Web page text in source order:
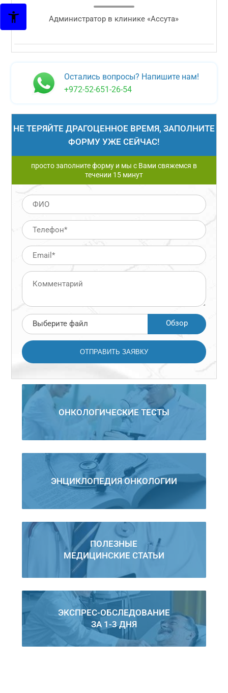
Администратор в клинике «Ассута»
Остались вопросы? Напишите нам!
+972-52-651-26-54
НЕ ТЕРЯЙТЕ ДРАГОЦЕННОЕ ВРЕМЯ, ЗАПОЛНИТЕ
ФОРМУ УЖЕ СЕЙЧАС!
просто заполните форму и мы с Вами свяжемся в
течении 15 минут
Выберите файл Обзор
ОНКОЛОГИЧЕСКИЕ ТЕСТЫ
ЭНЦИКЛОПЕДИЯ ОНКОЛОГИИ
ПОЛЕЗНЫЕ
МЕДИЦИНСКИЕ СТАТЬИ
ЭКСПРЕС-ОБСЛЕДОВАНИЕ
ЗА 1-3 ДНЯ